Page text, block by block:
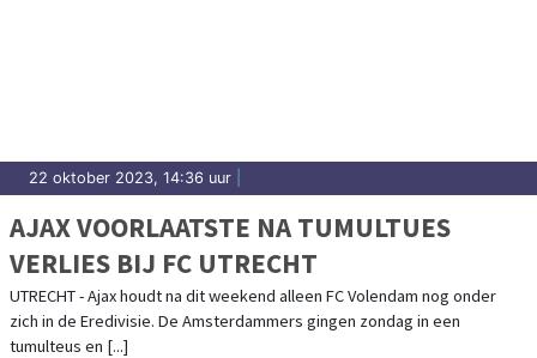
22 oktober 2023, 14:36 uur
AJAX VOORLAATSTE NA TUMULTUES
VERLIES BIJ FC UTRECHT
UTRECHT - Ajax houdt na dit weekend alleen FC Volendam nog onder
zich in de Eredivisie. De Amsterdammers gingen zondag in een
tumulteus en [...]